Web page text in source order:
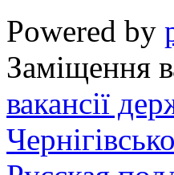
Powered by
Заміщення
вакансії